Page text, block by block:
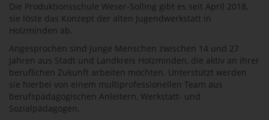
Die Produktionsschule Weser-Solling gibt es seit April 2018,
sie löste das Konzept der alten Jugendwerkstatt in
Holzminden ab.
Angesprochen sind junge Menschen zwischen 14 und 27
Jahren aus Stadt und Landkreis Holzminden, die aktiv an ihrer
beruflichen Zukunft arbeiten möchten. Unterstützt werden
sie hierbei von einem multiprofessionellen Team aus
berufspädagogischen Anleitern, Werkstatt- und
Sozialpädagogen.